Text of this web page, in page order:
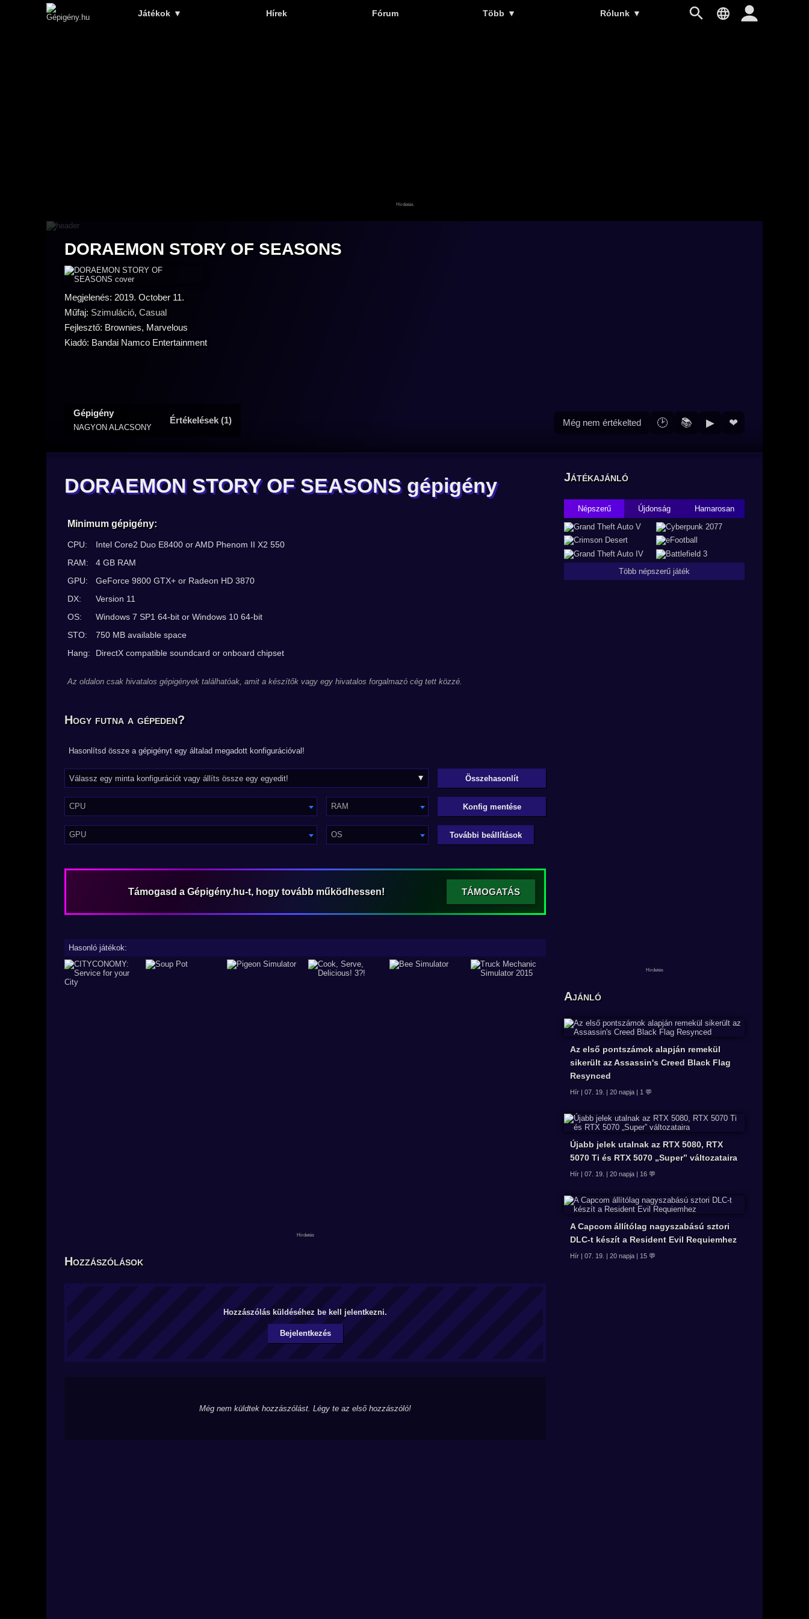
Játékok ▼ Hírek Fórum Több ▼ Rólunk ▼
DORAEMON STORY OF SEASONS
Megjelenés: 2019. October 11.
Műfaj: Szimuláció, Casual
Fejlesztő: Brownies, Marvelous
Kiadó: Bandai Namco Entertainment
Gépigény
NAGYON ALACSONY
Értékelések (1) Még nem értékelted 🕑 📚 ▶ ❤
DORAEMON STORY OF SEASONS gépigény
Minimum gépigény:
CPU:
Intel Core2 Duo E8400 or AMD Phenom II X2 550
RAM:
4 GB RAM
GPU:
GeForce 9800 GTX+ or Radeon HD 3870
DX:
Version 11
OS:
Windows 7 SP1 64-bit or Windows 10 64-bit
STO:
750 MB available space
Hang:
DirectX compatible soundcard or onboard chipset
Az oldalon csak hivatalos gépigények találhatóak, amit a készítők vagy egy hivatalos forgalmazó cég tett közzé.
Hogy futna a gépeden?
Hasonlítsd össze a gépigényt egy általad megadott konfigurációval!
CPU RAM
GPU OS
Konfig mentése
További beállítások
Támogasd a Gépigény.hu-t, hogy tovább működhessen! TÁMOGATÁS
Hasonló játékok:
Hozzászólások
Hozzászólás küldéséhez be kell jelentkezni.
Bejelentkezés
Még nem küldtek hozzászólást. Légy te az első hozzászóló!
Játékajánló
Népszerű Újdonság Hamarosan
Több népszerű játék
Ajánló
Az első pontszámok alapján remekül
sikerült az Assassin's Creed Black Flag
Resynced
Hír | 07. 19. | 20 napja | 1 💬
Újabb jelek utalnak az RTX 5080, RTX
5070 Ti és RTX 5070 „Super” változataira
Hír | 07. 19. | 20 napja | 16 💬
A Capcom állítólag nagyszabású sztori
DLC-t készít a Resident Evil Requiemhez
Hír | 07. 19. | 20 napja | 15 💬